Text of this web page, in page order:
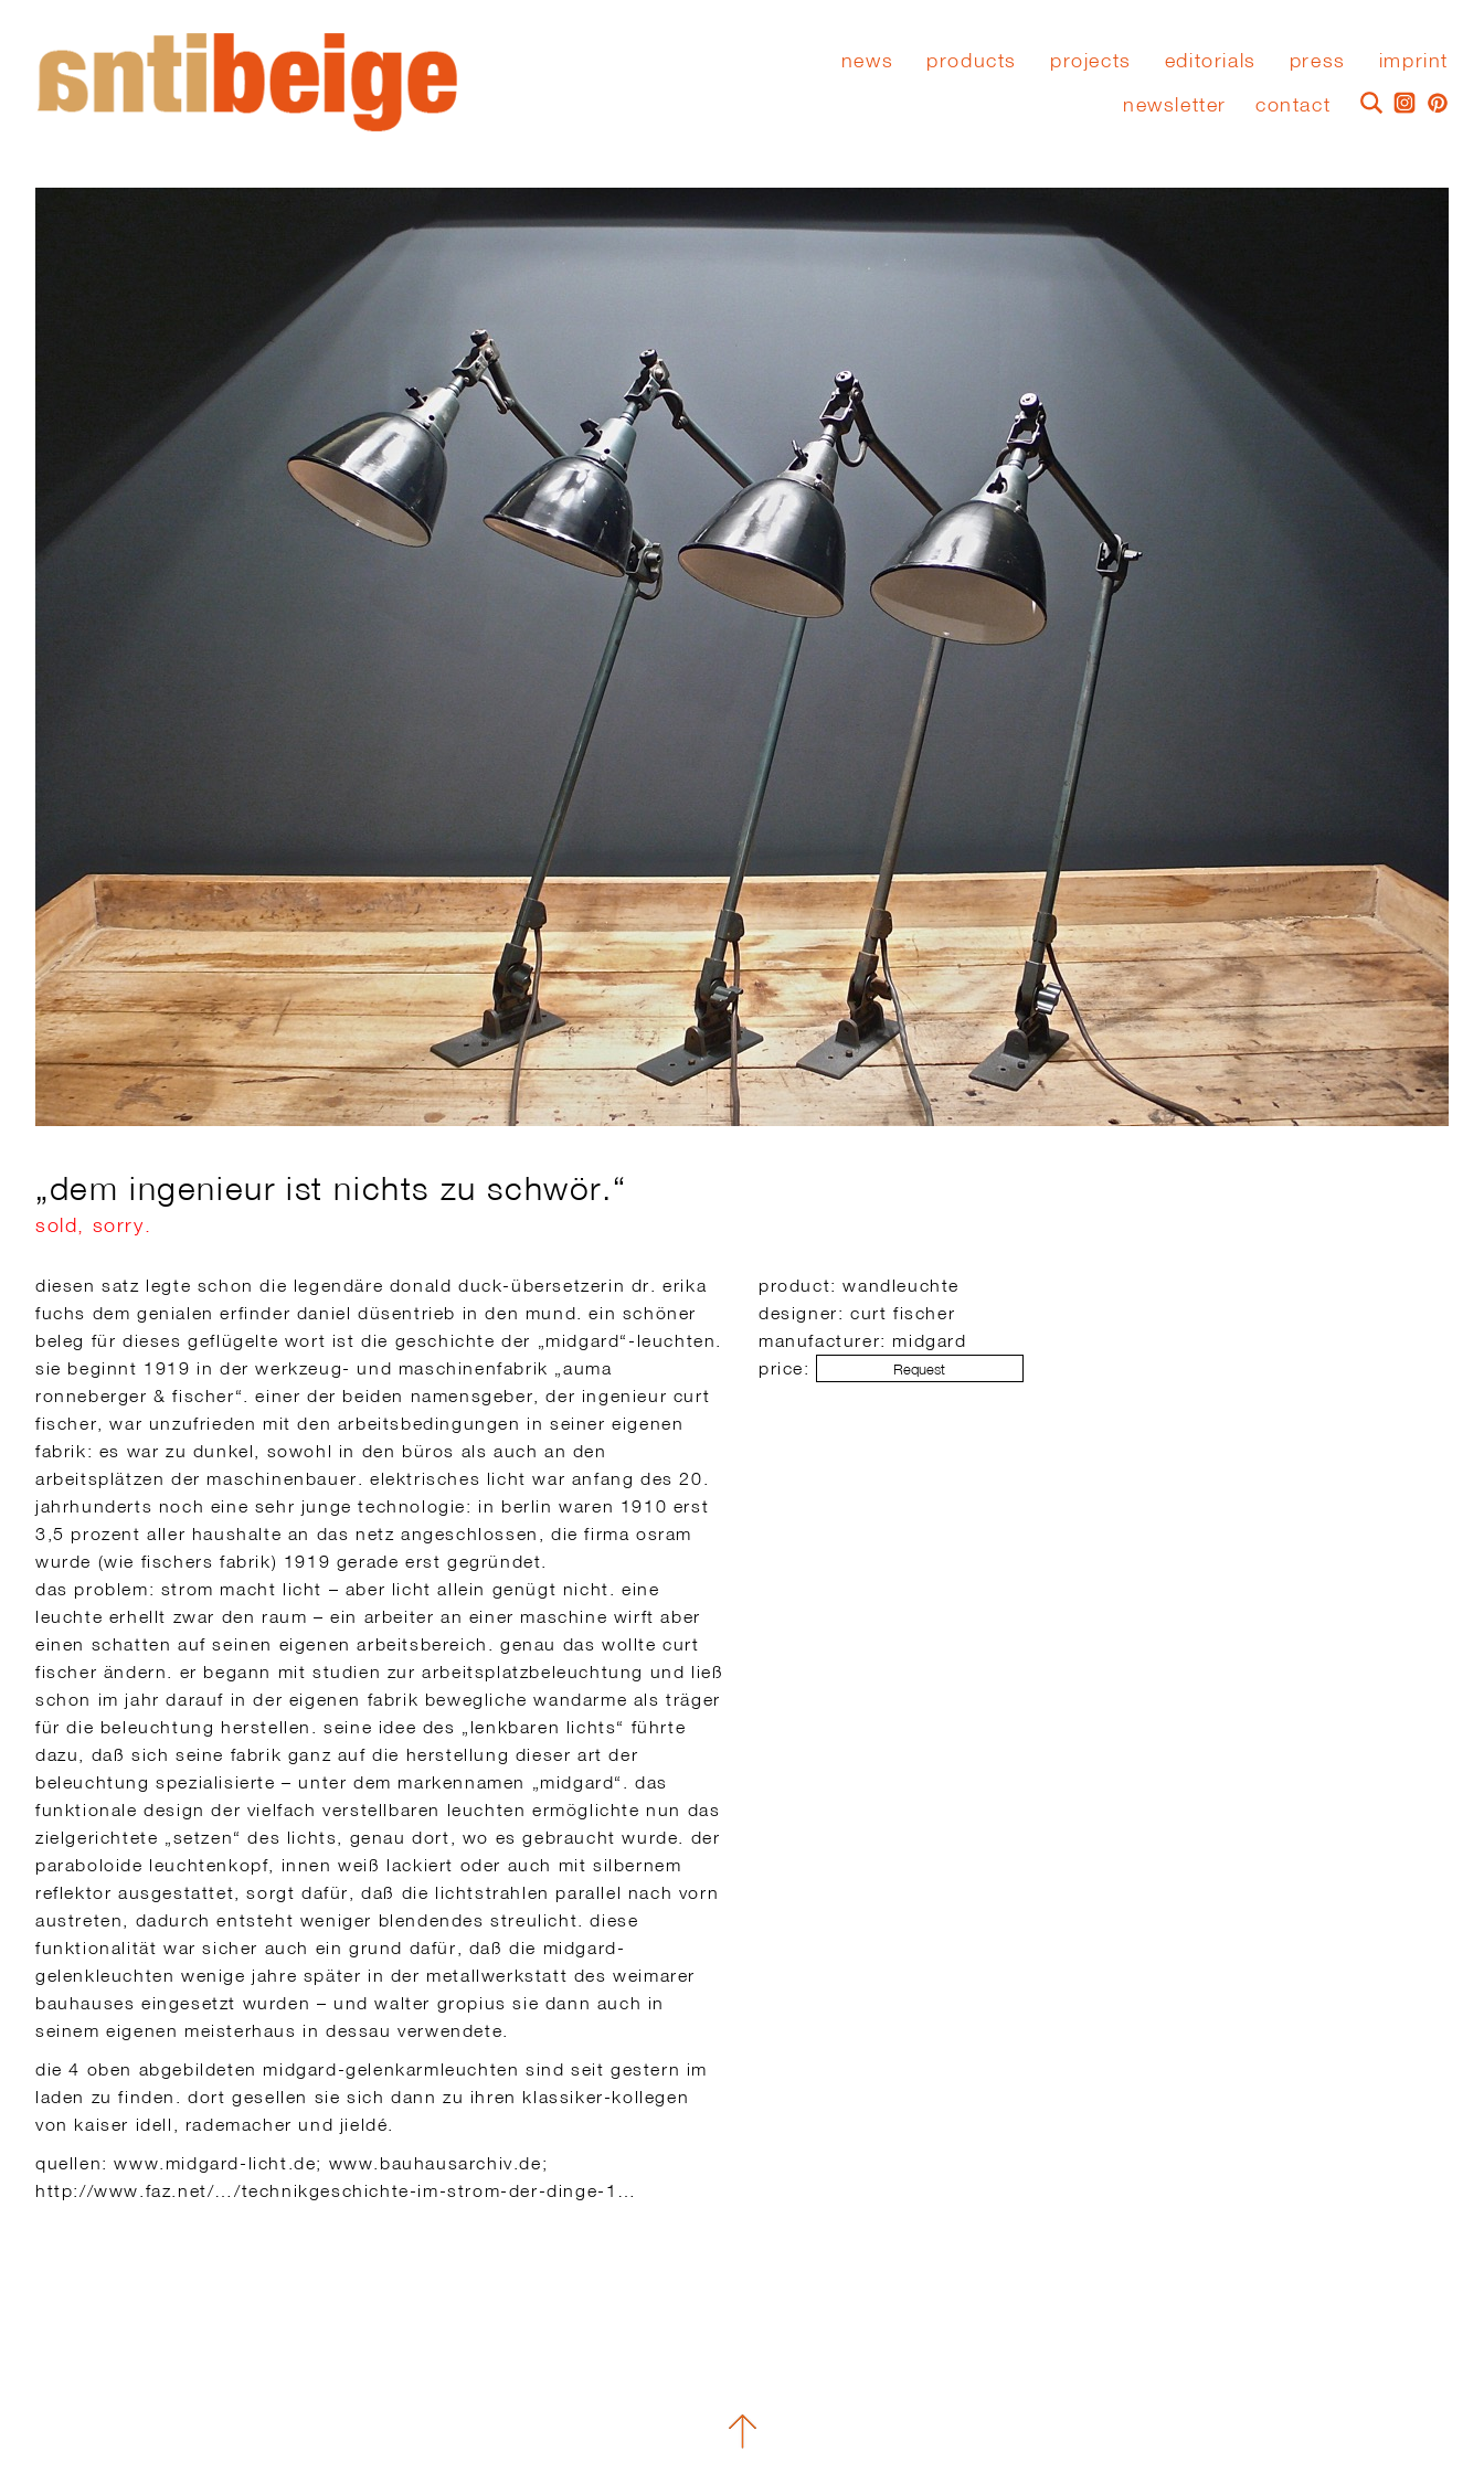
news products projects editorials press
imprint
contact
newsletter
„dem ingenieur ist nichts zu schwör.“
sold, sorry.
diesen satz legte schon die legendäre donald duck-übersetzerin dr. erika
fuchs dem genialen erfinder daniel düsentrieb in den mund. ein schöner
beleg für dieses geflügelte wort ist die geschichte der „midgard“-leuchten.
sie beginnt 1919 in der werkzeug- und maschinenfabrik „auma
ronneberger & fischer“. einer der beiden namensgeber, der ingenieur curt
fischer, war unzufrieden mit den arbeitsbedingungen in seiner eigenen
fabrik: es war zu dunkel, sowohl in den büros als auch an den
arbeitsplätzen der maschinenbauer. elektrisches licht war anfang des 20.
jahrhunderts noch eine sehr junge technologie: in berlin waren 1910 erst
3,5 prozent aller haushalte an das netz angeschlossen, die firma osram
wurde (wie fischers fabrik) 1919 gerade erst gegründet.
das problem: strom macht licht – aber licht allein genügt nicht. eine
leuchte erhellt zwar den raum – ein arbeiter an einer maschine wirft aber
einen schatten auf seinen eigenen arbeitsbereich. genau das wollte curt
fischer ändern. er begann mit studien zur arbeitsplatzbeleuchtung und ließ
schon im jahr darauf in der eigenen fabrik bewegliche wandarme als träger
für die beleuchtung herstellen. seine idee des „lenkbaren lichts“ führte
dazu, daß sich seine fabrik ganz auf die herstellung dieser art der
beleuchtung spezialisierte – unter dem markennamen „midgard“. das
funktionale design der vielfach verstellbaren leuchten ermöglichte nun das
zielgerichtete „setzen“ des lichts, genau dort, wo es gebraucht wurde. der
paraboloide leuchtenkopf, innen weiß lackiert oder auch mit silbernem
reflektor ausgestattet, sorgt dafür, daß die lichtstrahlen parallel nach vorn
austreten, dadurch entsteht weniger blendendes streulicht. diese
funktionalität war sicher auch ein grund dafür, daß die midgard-
gelenkleuchten wenige jahre später in der metallwerkstatt des weimarer
bauhauses eingesetzt wurden – und walter gropius sie dann auch in
seinem eigenen meisterhaus in dessau verwendete.
die 4 oben abgebildeten midgard-gelenkarmleuchten sind seit gestern im
laden zu finden. dort gesellen sie sich dann zu ihren klassiker-kollegen
von kaiser idell, rademacher und jieldé.
quellen: www.midgard-licht.de; www.bauhausarchiv.de;
http://www.faz.net/…/technikgeschichte-im-strom-der-dinge-1…
product: wandleuchte
designer: curt fischer
manufacturer: midgard
price:
Request